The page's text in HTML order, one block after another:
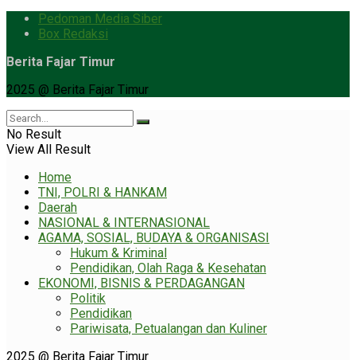
Pedoman Media Siber
Box Redaksi
Berita Fajar Timur
2025 @ Berita Fajar Timur
No Result
View All Result
Home
TNI, POLRI & HANKAM
Daerah
NASIONAL & INTERNASIONAL
AGAMA, SOSIAL, BUDAYA & ORGANISASI
Hukum & Kriminal
Pendidikan, Olah Raga & Kesehatan
EKONOMI, BISNIS & PERDAGANGAN
Politik
Pendidikan
Pariwisata, Petualangan dan Kuliner
2025 @ Berita Fajar Timur